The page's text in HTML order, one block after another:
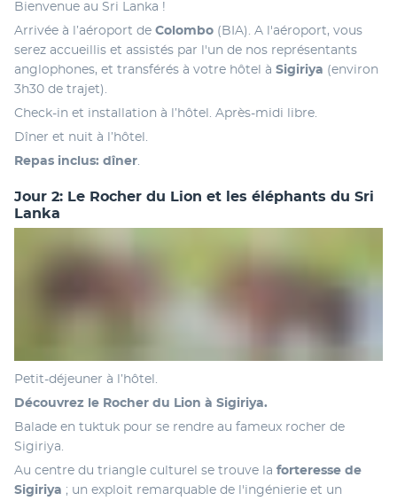
Bienvenue au Sri Lanka !
Arrivée à l’aéroport de Colombo (BIA). A l'aéroport, vous
serez accueillis et assistés par l'un de nos représentants
anglophones, et transférés à votre hôtel à Sigiriya (environ
3h30 de trajet).
Check-in et installation à l’hôtel. Après-midi libre.
Dîner et nuit à l’hôtel.
Repas inclus: dîner.
Jour 2: Le Rocher du Lion et les éléphants du Sri
Lanka
Petit-déjeuner à l’hôtel.
Découvrez le Rocher du Lion à Sigiriya.
Balade en tuktuk pour se rendre au fameux rocher de
Sigiriya.
Au centre du triangle culturel se trouve la forteresse de
Sigiriya ; un exploit remarquable de l'ingénierie et un